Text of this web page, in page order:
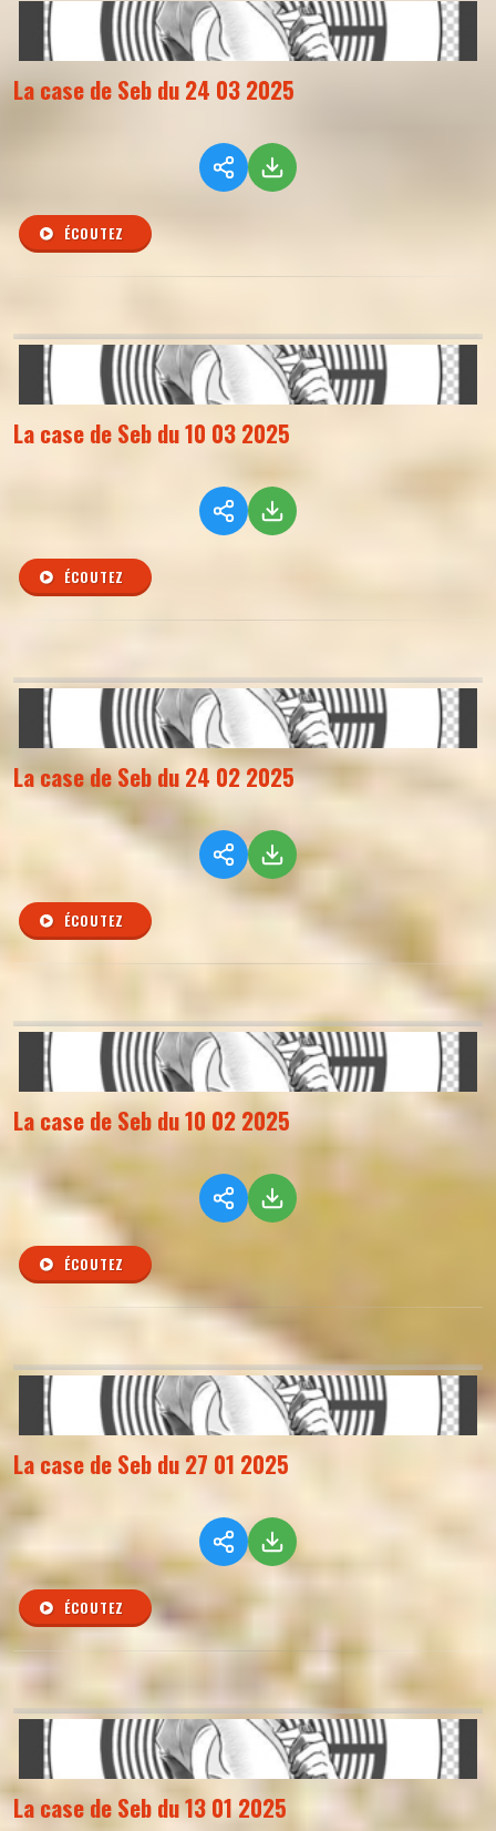
La case de Seb du 24 03 2025
ÉCOUTEZ
La case de Seb du 10 03 2025
ÉCOUTEZ
La case de Seb du 24 02 2025
ÉCOUTEZ
La case de Seb du 10 02 2025
ÉCOUTEZ
La case de Seb du 27 01 2025
ÉCOUTEZ
La case de Seb du 13 01 2025